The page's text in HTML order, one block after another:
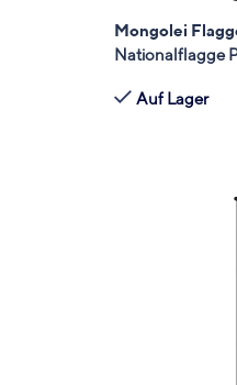
Mongolei
Nationalflagge
Auf Lager